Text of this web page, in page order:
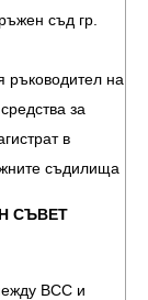
съд гр.
на
за
в
съдилища
СЪВЕТ
ВСС и